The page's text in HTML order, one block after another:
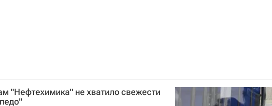
"Нефтехимика" не хватило свежести